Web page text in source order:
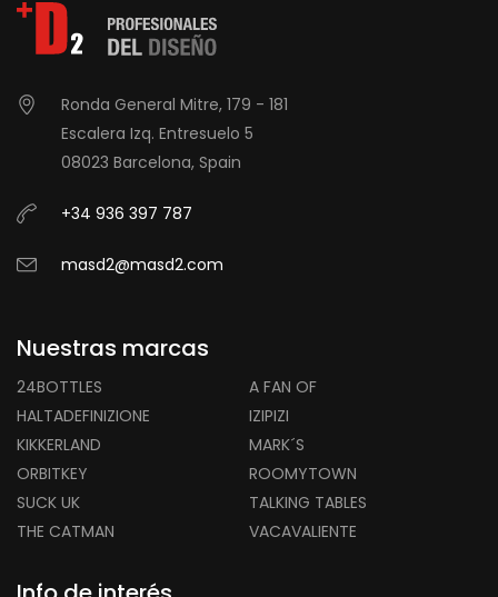
Ronda General Mitre, 179 - 181
Escalera Izq. Entresuelo 5
08023 Barcelona, Spain
+34 936 397 787
masd2@masd2.com
Nuestras marcas
24BOTTLES
A FAN OF
HALTADEFINIZIONE
IZIPIZI
KIKKERLAND
MARK´S
ORBITKEY
ROOMYTOWN
SUCK UK
TALKING TABLES
THE CATMAN
VACAVALIENTE